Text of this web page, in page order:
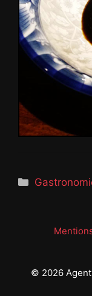
Catégories
© 2026